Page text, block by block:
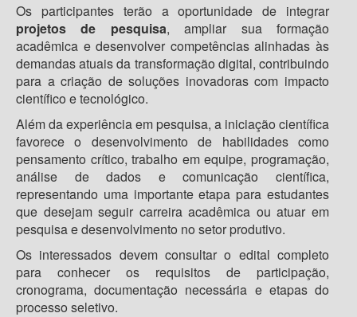
Os participantes terão a oportunidade de integrar
projetos de pesquisa, ampliar sua formação
acadêmica e desenvolver competências alinhadas às
demandas atuais da transformação digital, contribuindo
para a criação de soluções inovadoras com impacto
científico e tecnológico.
Além da experiência em pesquisa, a iniciação científica
favorece o desenvolvimento de habilidades como
pensamento crítico, trabalho em equipe, programação,
análise de dados e comunicação científica,
representando uma importante etapa para estudantes
que desejam seguir carreira acadêmica ou atuar em
pesquisa e desenvolvimento no setor produtivo.
Os interessados devem consultar o edital completo
para conhecer os requisitos de participação,
cronograma, documentação necessária e etapas do
processo seletivo.